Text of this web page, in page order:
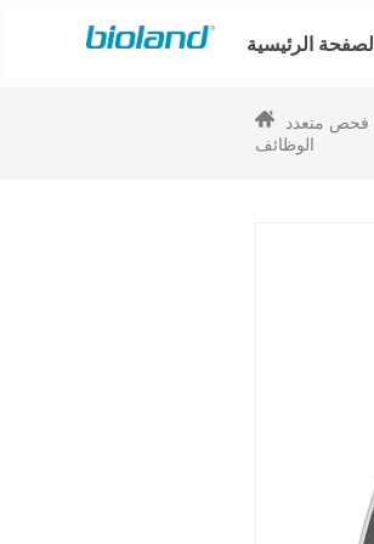
الصفحة الرئيسية
الوظائف